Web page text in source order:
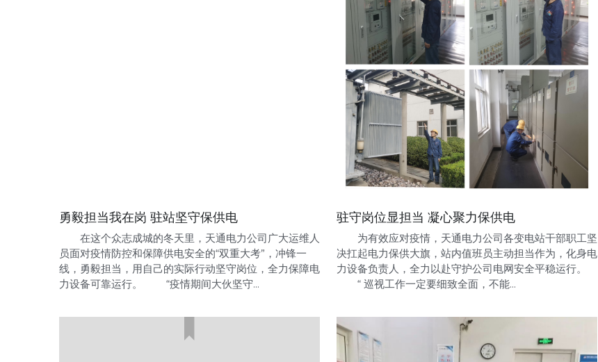
勇毅担当我在岗 驻站坚守保供电
在这个众志成城的冬天里，天通电力公司广大运维人
员面对疫情防控和保障供电安全的“双重大考”，冲锋一
线，勇毅担当，用自己的实际行动坚守岗位，全力保障电
力设备可靠运行。 “疫情期间大伙坚守...
驻守岗位显担当 凝心聚力保供电
为有效应对疫情，天通电力公司各变电站干部职工坚
决扛起电力保供大旗，站内值班员主动担当作为，化身电
力设备负责人，全力以赴守护公司电网安全平稳运行。
“ 巡视工作一定要细致全面，不能...